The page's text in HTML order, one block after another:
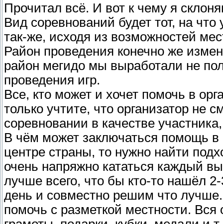
Прочитал всё. И вот к чему я
Вид соревнований будет тот, на
так-же, исходя из возможностей
Район проведения конечно же
район мегидо мы выработали не
проведения игр.
Все, кто может и хочет помочь в
только учтите, что организатор не
соревновании в качестве
В чём может заключаться помощь
центре страны, то нужно найти
очень напряжно кататься каждый
лучше всего, что бы кто-то нашёл
день и совместно решим что
помочь с разметкой местности. Вся